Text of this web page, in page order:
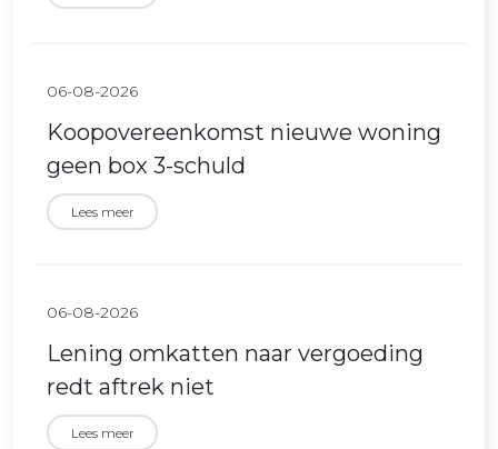
06-08-2026
Koopovereenkomst nieuwe woning
geen box 3-schuld
Lees meer
06-08-2026
Lening omkatten naar vergoeding
redt aftrek niet
Lees meer